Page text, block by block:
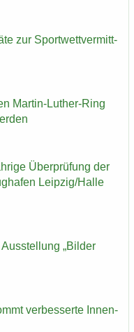
zur Sport­wett­ver­mitt­
Martin-​Luther-Ring
Über­prü­fung der
Leip­zig/Halle
„Bil­der
ver­bes­ser­te In­nen­